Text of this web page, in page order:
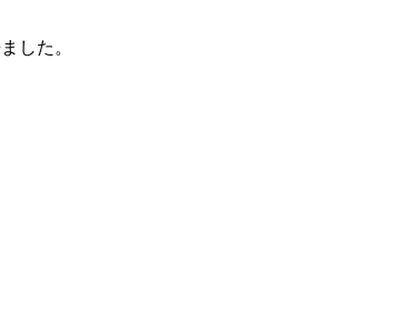
した。